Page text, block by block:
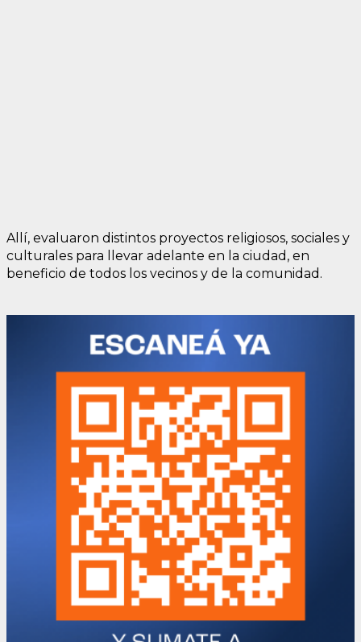
Allí, evaluaron distintos proyectos religiosos, sociales y
culturales para llevar adelante en la ciudad, en
beneficio de todos los vecinos y de la comunidad.